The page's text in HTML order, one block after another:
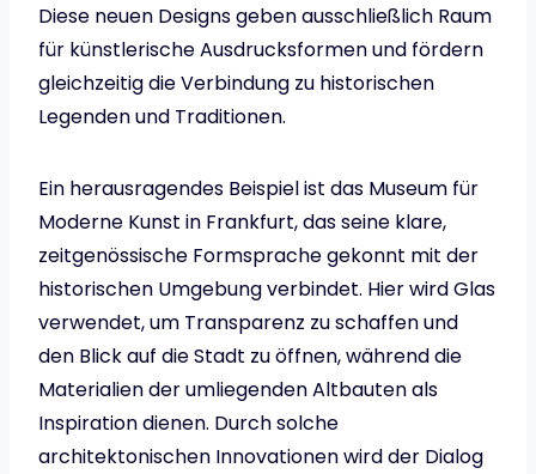
Diese neuen Designs geben ausschließlich Raum
für künstlerische Ausdrucksformen und fördern
gleichzeitig die Verbindung zu historischen
Legenden und Traditionen.
Ein herausragendes Beispiel ist das Museum für
Moderne Kunst in Frankfurt, das seine klare,
zeitgenössische Formsprache gekonnt mit der
historischen Umgebung verbindet. Hier wird Glas
verwendet, um Transparenz zu schaffen und
den Blick auf die Stadt zu öffnen, während die
Materialien der umliegenden Altbauten als
Inspiration dienen. Durch solche
architektonischen Innovationen wird der Dialog